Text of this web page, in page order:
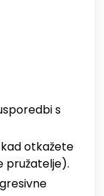
s
otkažete
pružatelje).